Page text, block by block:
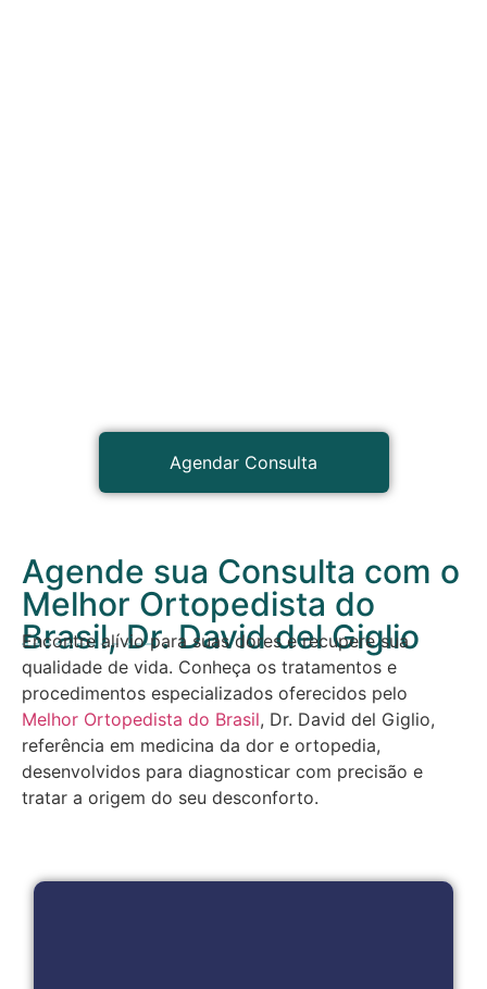
Agendar Consulta
Agende sua Consulta com o
Melhor Ortopedista do
Brasil, Dr. David del Giglio
Encontre alívio para suas dores e recupere sua
qualidade de vida. Conheça os tratamentos e
procedimentos especializados oferecidos pelo
Melhor Ortopedista do Brasil, Dr. David del Giglio,
referência em medicina da dor e ortopedia,
desenvolvidos para diagnosticar com precisão e
tratar a origem do seu desconforto.